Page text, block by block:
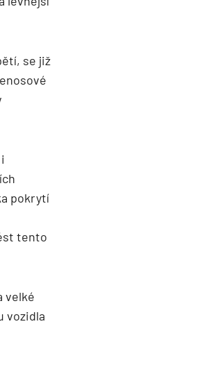
se již
pokrytí
tento
velké
vozidla